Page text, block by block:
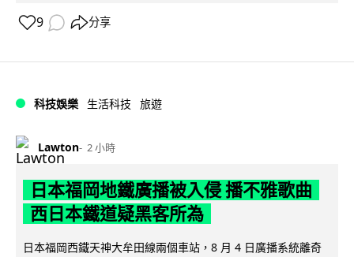
9 分享
科技娛樂 生活科技 旅遊
Lawton 2 小時
日本福岡地鐵廣播被入侵 播不雅歌曲
西日本鐵道疑黑客所為
日本福岡西鐵天神大牟田線兩個車站，8 月 4 日廣播系統離奇